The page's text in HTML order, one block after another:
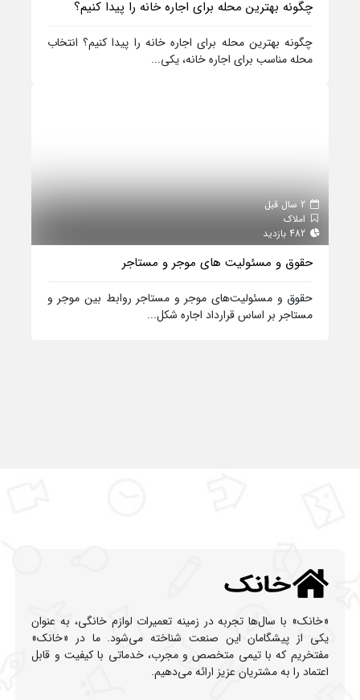
چگونه بهترین محله برای اجاره خانه را پیدا کنیم؟
چگونه بهترین محله برای اجاره خانه را پیدا کنیم؟ انتخاب
محله مناسب برای اجاره خانه، یکی...
املاک
حقوق و مسئولیت‌ های موجر و مستاجر
حقوق و مسئولیت‌های موجر و مستاجر روابط بین موجر و
مستاجر بر اساس قرارداد اجاره شکل...
«خانک» با سال‌ها تجربه در زمینه تعمیرات لوازم خانگی، به عنوان
یکی از پیشگامان این صنعت شناخته می‌شود. ما در «خانک»
مفتخریم که با تیمی متخصص و مجرب، خدماتی با کیفیت و قابل
اعتماد را به مشتریان عزیز ارائه می‌دهیم.